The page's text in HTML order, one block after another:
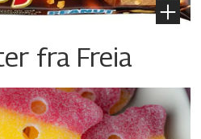
fra Freia